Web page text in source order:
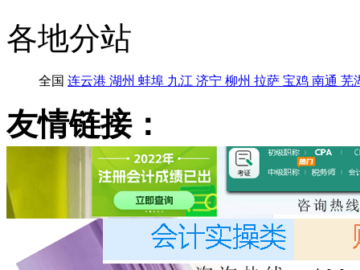
各地分站
全国 连云港 湖州 蚌埠 九江 济宁 柳州 拉萨 宝鸡 南通 芜
友情链接：